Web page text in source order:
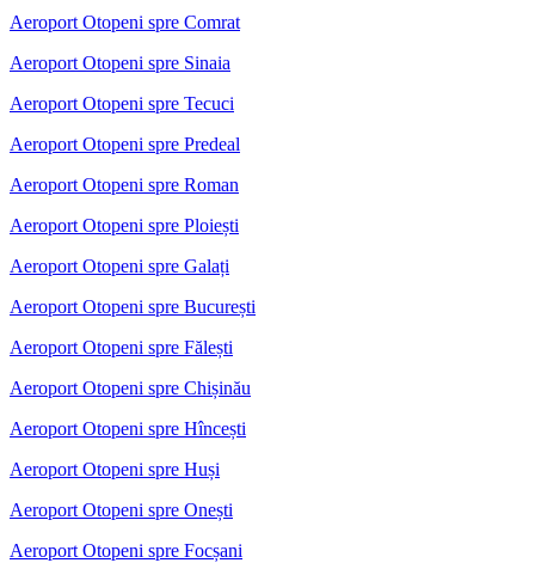
Aeroport Otopeni spre Comrat
Aeroport Otopeni spre Sinaia
Aeroport Otopeni spre Tecuci
Aeroport Otopeni spre Predeal
Aeroport Otopeni spre Roman
Aeroport Otopeni spre Ploiești
Aeroport Otopeni spre Galați
Aeroport Otopeni spre București
Aeroport Otopeni spre Fălești
Aeroport Otopeni spre Chișinău
Aeroport Otopeni spre Hîncești
Aeroport Otopeni spre Huși
Aeroport Otopeni spre Onești
Aeroport Otopeni spre Focșani